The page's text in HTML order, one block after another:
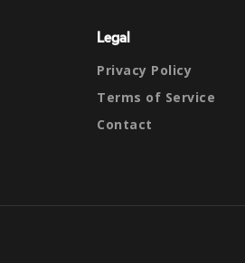
Legal
Privacy Policy
Terms of Service
Contact